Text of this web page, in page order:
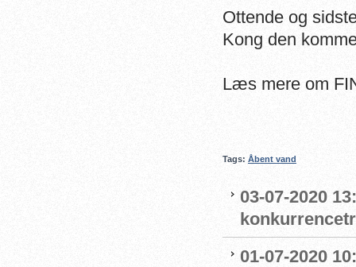
Ottende og
Kong den
Læs mere om
Tags: Åbent vand
03-07-2020
01-07-2020